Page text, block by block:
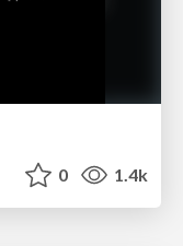
0 1.4k